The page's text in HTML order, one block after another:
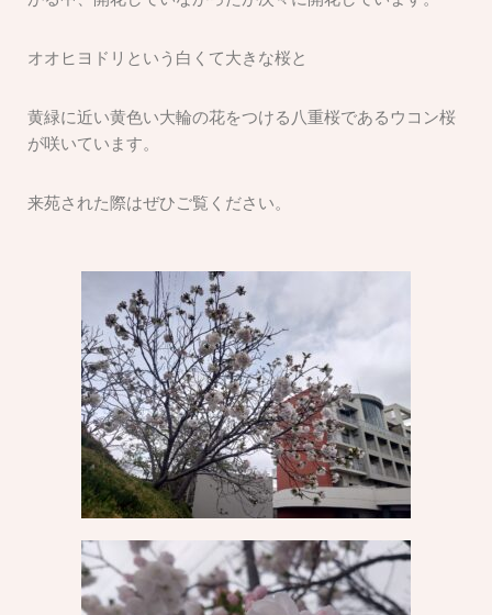
オオヒヨドリという白くて大きな桜と
黄緑に近い黄色い大輪の花をつける八重桜であるウコン桜
が咲いています。
来苑された際はぜひご覧ください。